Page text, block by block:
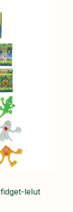
lelut